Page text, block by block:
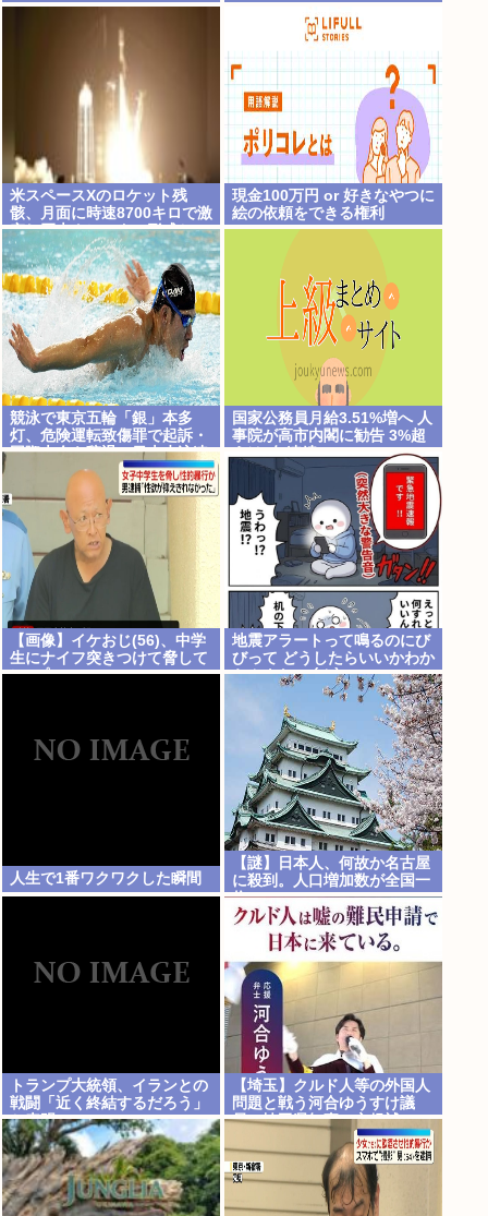
米スペースXのロケット残
骸、月面に時速8700キロで激
突し巨大クレーター形成か…
専門家「宇宙ごみ処分に無頓
着」
現金100万円 or 好きなやつに
絵の依頼をできる権利
競泳で東京五輪「銀」本多
灯、危険運転致傷罪で起訴・
国際大会を辞退…日本水泳連
盟「報告が遅れお詫び」
国家公務員月給3.51%増へ 人
事院が高市内閣に勧告 3%超
えは2年連続
【画像】イケおじ(56)、中学
生にナイフ突きつけて脅して
レ●プwww
地震アラートって鳴るのにび
びって どうしたらいいかわか
らんよな(ヽ´ん`)
人生で1番ワクワクした瞬間
【謎】日本人、何故か名古屋
に殺到。人口増加数が全国一
位に
トランプ大統領、イランとの
戦闘「近く終結するだろう」
と表明
【埼玉】クルド人等の外国人
問題と戦う河合ゆうすけ議
員 埼玉県知事に立候補へ
外国人生活保護を潰す全国初
の知事が誕生か